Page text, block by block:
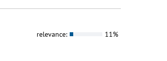
relevance: 11%